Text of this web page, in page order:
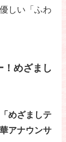
しい「ふわ
！めざまし
めざましテ
アナウンサ